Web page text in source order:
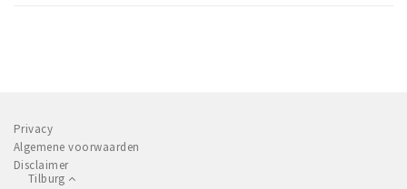
Privacy
Algemene voorwaarden
Disclaimer
Tilburg